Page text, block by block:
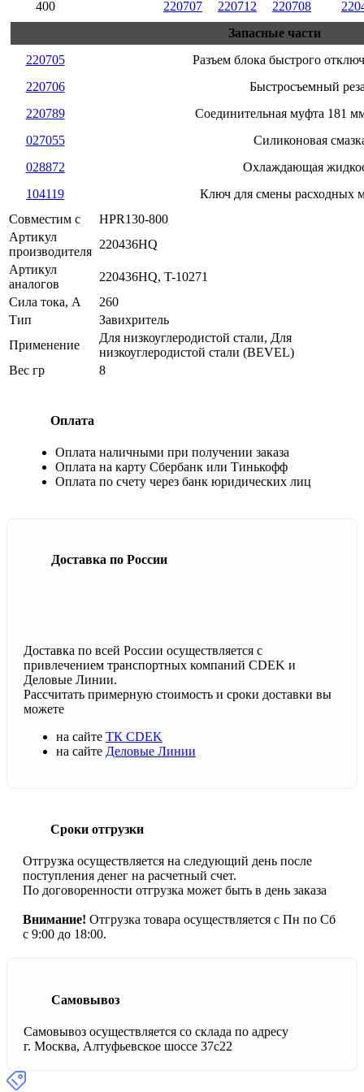
400
220707 220712 220708
Запасные части
220705
Разъем блока быстрого
220706
Быстросъемный
220789
Соединительная муфта 181
027055
Силиконовая
028872
Охлаждающая
104119
Ключ для смены расходных
Совместим с
HPR130-800
Артикул
производителя
220436HQ
Артикул
аналогов
220436HQ, T-10271
Сила тока, А
260
Тип
Завихритель
Применение
Для низкоуглеродистой стали, Для
низкоуглеродистой стали (BEVEL)
Вес гр
8
Оплата
Оплата наличными при получении заказа
Оплата на карту Сбербанк или Тинькофф
Оплата по счету через банк юридических лиц
Доставка по России
Доставка по всей России осуществляется с
привлечением транспортных компаний CDEK и
Деловые Линии.
Рассчитать примерную стоимость и сроки доставки вы
можете
на сайте ТК CDEK
на сайте Деловые Линии
Сроки отгрузки
Отгрузка осуществляется на следующий день после
поступления денег на расчетный счет.
По договоренности отгрузка может быть в день заказа
Внимание! Отгрузка товара осуществляется с Пн по Сб
с 9:00 до 18:00.
Самовывоз
Самовывоз осуществляется со склада по адресу
г. Москва, Алтуфьевское шоссе 37с22